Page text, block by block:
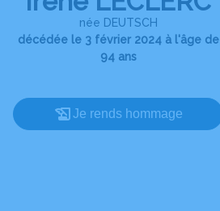
née DEUTSCH
décédée le 3 février 2024 à l'âge de
94 ans
Je rends hommage